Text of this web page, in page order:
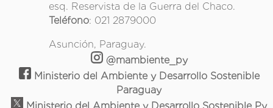
esq. Reservista de la Guerra del Chaco.
Teléfono: 021 2879000
Asunción, Paraguay.
@mambiente_py
Ministerio del Ambiente y Desarrollo Sostenible
Paraguay